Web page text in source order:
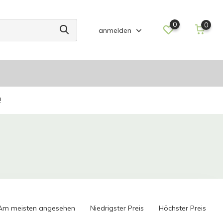
anmelden
0 0
meisten angesehen Niedrigster Preis Höchster Preis